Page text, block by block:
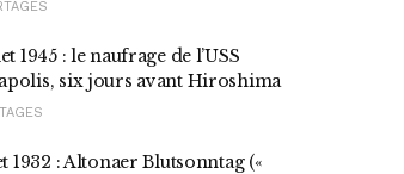
1945 : le naufrage de l’USS
six jours avant Hiroshima
1932 : Altonaer Blutsonntag («